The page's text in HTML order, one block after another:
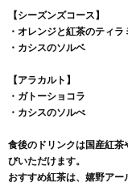
【シーズンズコース】
・オレンジと紅茶のティ
・カシスのソルベ
【アラカルト】
・ガトーショコラ
・カシスのソルべ
食後のドリンクは国産紅茶
びいただけます。
おすすめ紅茶は、嬉野アー